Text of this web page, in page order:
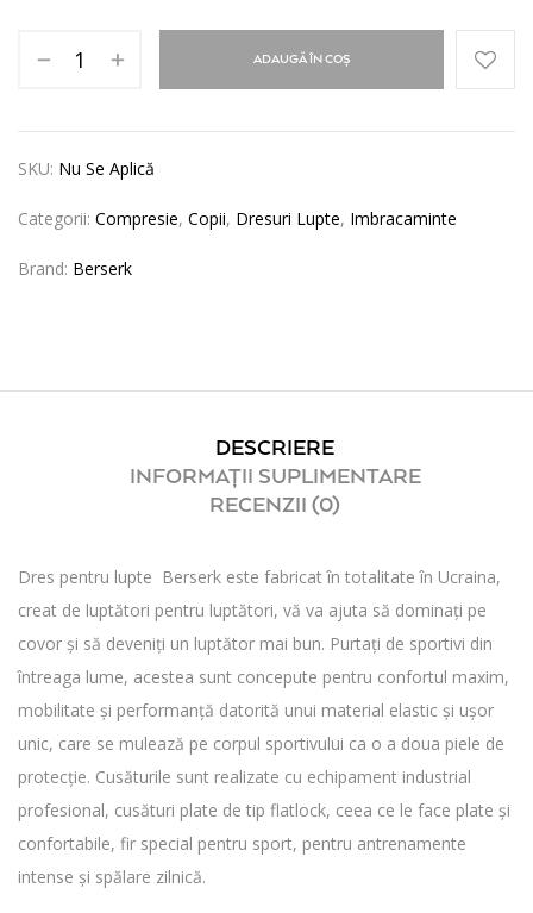
ADAUGĂ ÎN COȘ
SKU: Nu Se Aplică
Categorii: Compresie, Copii, Dresuri Lupte, Imbracaminte
Brand: Berserk
DESCRIERE
INFORMAȚII SUPLIMENTARE
RECENZII (0)
Dres pentru lupte Berserk este fabricat în totalitate în Ucraina,
creat de luptători pentru luptători, vă va ajuta să dominați pe
covor și să deveniți un luptător mai bun. Purtați de sportivi din
întreaga lume, acestea sunt concepute pentru confortul maxim,
mobilitate și performanță datorită unui material elastic și ușor
unic, care se mulează pe corpul sportivului ca o a doua piele de
protecție. Cusăturile sunt realizate cu echipament industrial
profesional, cusături plate de tip flatlock, ceea ce le face plate și
confortabile, fir special pentru sport, pentru antrenamente
intense și spălare zilnică.